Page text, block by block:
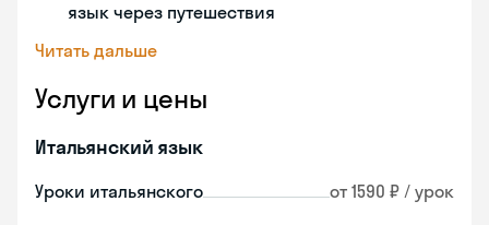
язык через путешествия
Читать дальше
Услуги и цены
Итальянский язык
Уроки итальянского от 1590 ₽ / урок